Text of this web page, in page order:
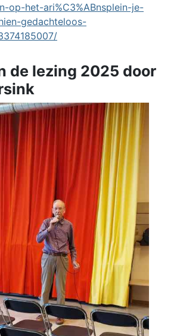
op-het-ari%C3%ABnsplein-je-
gedachteloos-
de lezing 2025 door